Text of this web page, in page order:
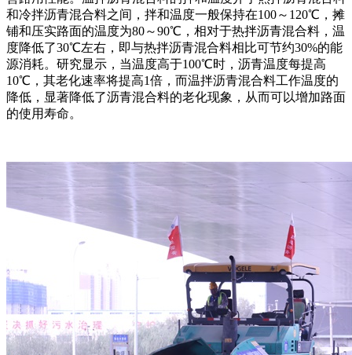
和冷拌沥青混合料之间，拌和温度一般保持在100～120℃，摊
铺和压实路面的温度为80～90℃，相对于热拌沥青混合料，温
度降低了30℃左右，即与热拌沥青混合料相比可节约30%的能
源消耗。研究显示，当温度高于100℃时，沥青温度每提高
10℃，其老化速率将提高1倍，而温拌沥青混合料工作温度的
降低，显著降低了沥青混合料的老化现象，从而可以增加路面
的使用寿命。